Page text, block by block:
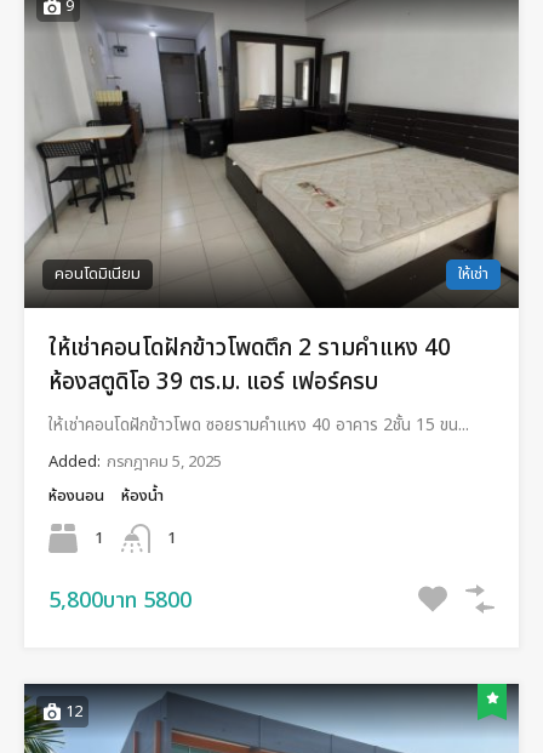
9
คอนโดมิเนียม ให้เช่า
ให้เช่าคอนโดฝักข้าวโพดตึก 2 รามคำแหง 40
ห้องสตูดิโอ 39 ตร.ม. แอร์ เฟอร์ครบ
ให้เช่าคอนโดฝักข้าวโพด ซอยรามคำแหง 40 อาคาร 2ชั้น 15 ขน...
Added: กรกฎาคม 5, 2025
ห้องนอน
1
ห้องน้ำ
1
5,800บาท 5800
12